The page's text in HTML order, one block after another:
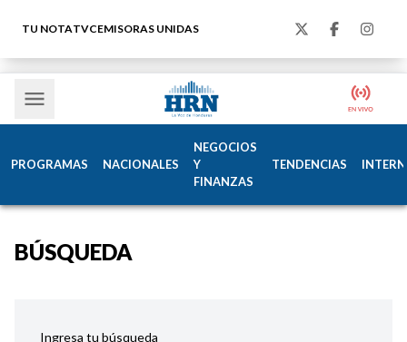
TU NOTATVCEMISORAS UNIDAS
PROGRAMAS NACIONALES
NEGOCIOS
Y
FINANZAS
TENDENCIAS
BÚSQUEDA
Ingresa tu búsqueda